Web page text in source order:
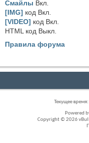
Смайлы Вкл.
[IMG] код Вкл.
[VIDEO] код Вкл.
HTML код Выкл.
Правила форума
Текущее время:
Powered
Copyright © 2026